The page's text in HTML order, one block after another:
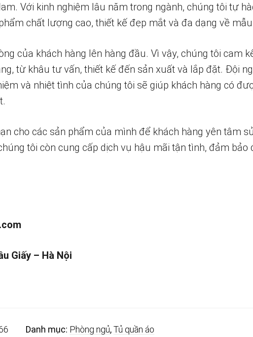
Với kinh nghiệm lâu năm trong ngành, chúng tôi tự
chất lượng cao, thiết kế đẹp mắt và đa dạng về
của khách hàng lên hàng đầu. Vì vậy, chúng tôi cam
từ khâu tư vấn, thiết kế đến sản xuất và lắp đặt. Đội
và nhiệt tình của chúng tôi sẽ giúp khách hàng có
cho các sản phẩm của mình để khách hàng yên tâm
tôi còn cung cấp dịch vụ hậu mãi tận tình, đảm bảo
Giấy – Hà Nội
Danh mục: Phòng ngủ,Tủ quần áo